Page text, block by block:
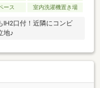
ース 室内洗濯機置き場
IH2口付！近隣にコンビ
地♪